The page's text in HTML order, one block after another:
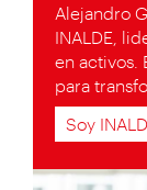
Alejandro
INALDE,
en activos.
para
Soy